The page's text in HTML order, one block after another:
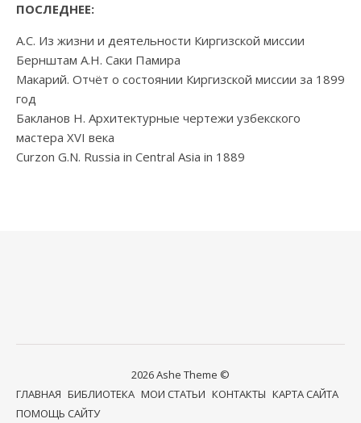
ПОСЛЕДНЕЕ:
А.С. Из жизни и деятельности Киргизской миссии
Бернштам А.Н. Саки Памира
Макарий. Отчёт о состоянии Киргизской миссии за 1899
год
Бакланов Н. Архитектурные чертежи узбекского
мастера XVI века
Curzon G.N. Russia in Central Asia in 1889
2026 Ashe Theme ©
ГЛАВНАЯ БИБЛИОТЕКА МОИ СТАТЬИ КОНТАКТЫ КАРТА САЙТА
ПОМОЩЬ САЙТУ